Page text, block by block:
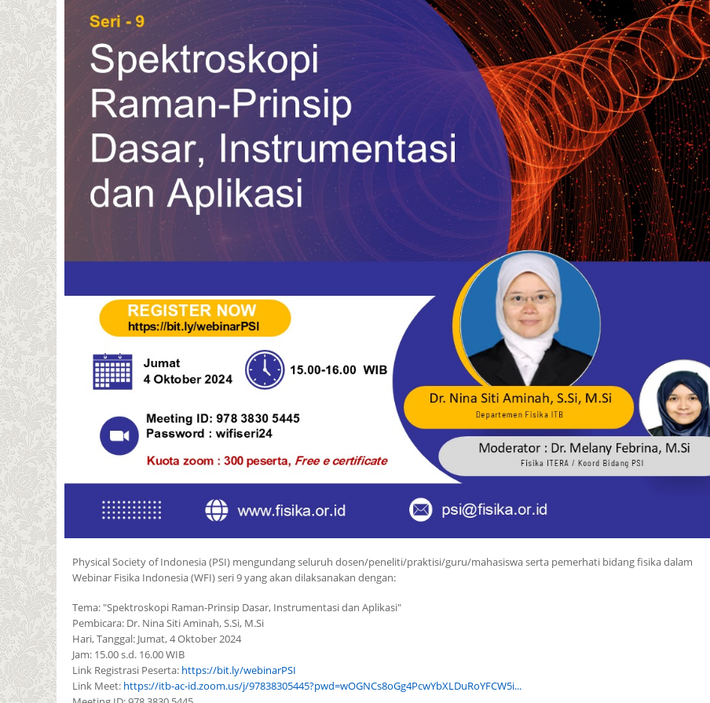
Physical Society of Indonesia (PSI) mengundang seluruh dosen/peneliti/praktisi/guru/mahasiswa serta pemerhati bidang fisika dalam
Webinar Fisika Indonesia (WFI) seri 9 yang akan dilaksanakan dengan:
Tema: "Spektroskopi Raman-Prinsip Dasar, Instrumentasi dan Aplikasi"
Pembicara: Dr. Nina Siti Aminah, S.Si, M.Si
Hari, Tanggal: Jumat, 4 Oktober 2024
Jam: 15.00 s.d. 16.00 WIB
Link Registrasi Peserta: https://bit.ly/webinarPSI
Link Meet: https://itb-ac-id.zoom.us/j/97838305445?pwd=wOGNCs8oGg4PcwYbXLDuRoYFCW5i...